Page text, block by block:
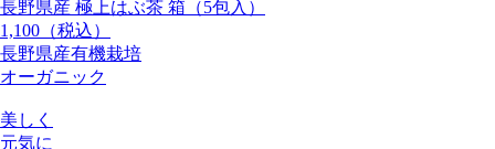
長野県産 極上はぶ茶 箱（5包入）
1,100（税込）
長野県産有機栽培
オーガニック
美しく
元気に